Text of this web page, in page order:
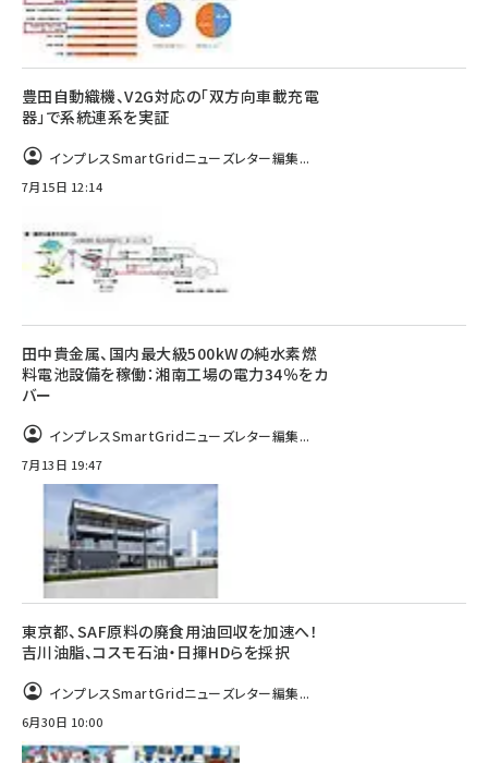
豊田自動織機、V2G対応の「双方向車載充電
器」で系統連系を実証
インプレスSmartGridニューズレター編集...
7月15日 12:14
田中貴金属、国内最大級500kWの純水素燃
料電池設備を稼働：湘南工場の電力34％をカ
バー
インプレスSmartGridニューズレター編集...
7月13日 19:47
東京都、SAF原料の廃食用油回収を加速へ！
吉川油脂、コスモ石油・日揮HDらを採択
インプレスSmartGridニューズレター編集...
6月30日 10:00